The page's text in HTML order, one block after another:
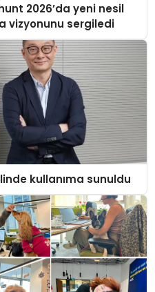
2026’da yeni nesil
vizyonunu sergiledi
kullanıma sunuldu